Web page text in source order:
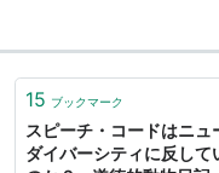
15 ブックマーク
スピーチ・コードはニュ
ダイバーシティに反して